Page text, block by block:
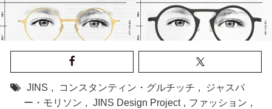
JINS , コンスタンティン・グルチッチ ,
ジャスパ
ー・モリソン , JINS Design Project , ファッション ,